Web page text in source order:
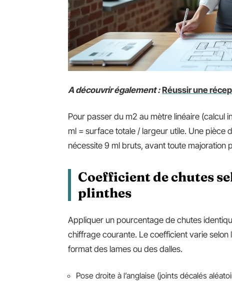
A découvrir également : Réussir une
Pour passer du m2 au mètre linéaire (calcul
ml = surface totale / largeur utile. Une pièce
nécessite 9 ml bruts, avant toute majoration
Coefficient de chutes
plinthes
Appliquer un pourcentage de chutes
chiffrage courante. Le coefficient varie
format des lames ou des dalles.
Pose droite à l’anglaise (joints décalés